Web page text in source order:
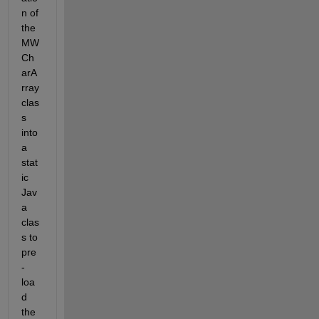
n of
the
MW
Ch
arA
rray
clas
s
into
a
stat
ic
Jav
a
clas
s to
pre
-
loa
d
the